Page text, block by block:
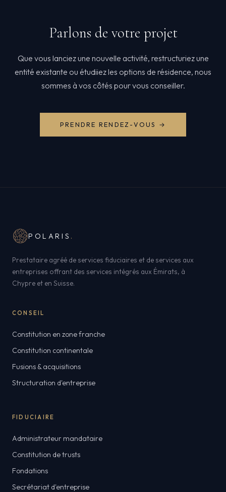
Parlons de votre projet
Que vous lanciez une nouvelle activité, restructuriez une
entité existante ou étudiiez les options de résidence, nous
sommes à vos côtés pour vous conseiller.
PRENDRE RENDEZ-VOUS →
POLARIS .
Prestataire agréé de services fiduciaires et de services aux
entreprises offrant des services intégrés aux Émirats, à
Chypre et en Suisse.
CONSEIL
Constitution en zone franche
Constitution continentale
Fusions & acquisitions
Structuration d'entreprise
FIDUCIAIRE
Administrateur mandataire
Constitution de trusts
Fondations
Secrétariat d'entreprise